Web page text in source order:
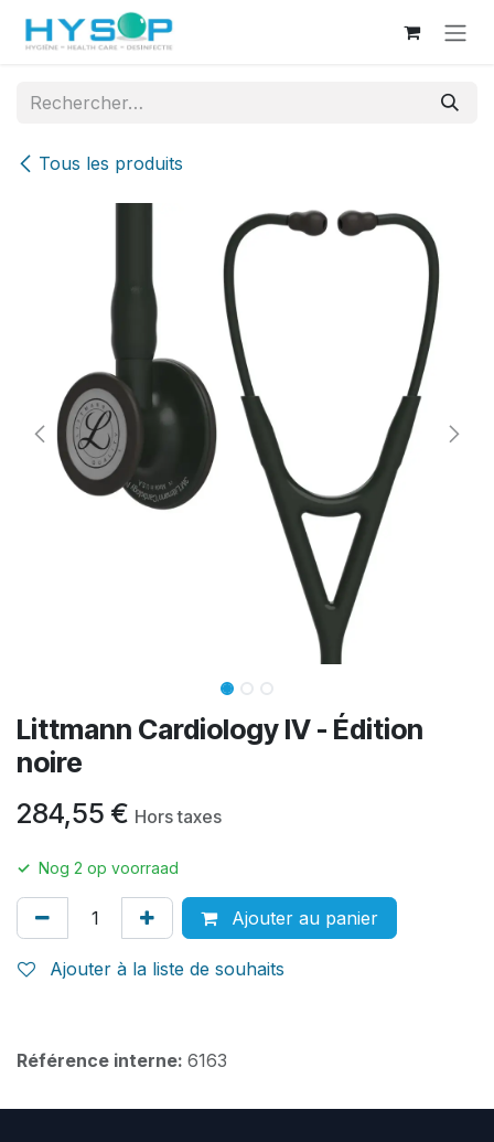
Se rendre au contenu
Tous les produits
Littmann Cardiology IV - Édition
noire
284,55 € Hors taxes
✓ Nog 2 op voorraad
Ajouter au panier
Ajouter à la liste de souhaits
Référence interne: 6163